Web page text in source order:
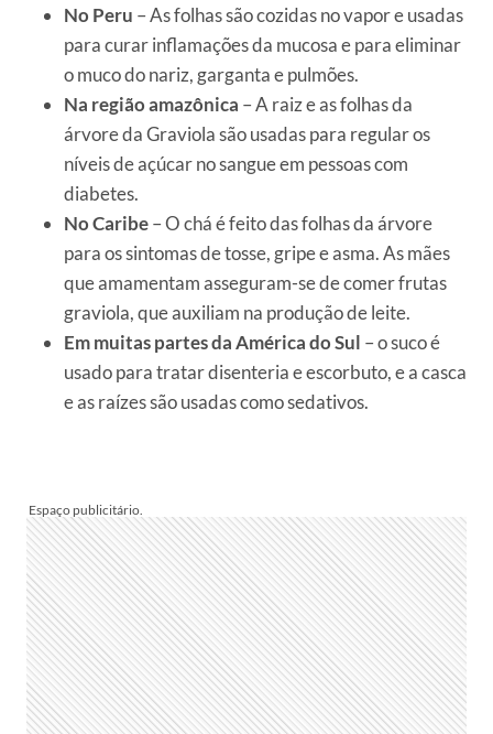
No Peru – As folhas são cozidas no vapor e usadas
para curar inflamações da mucosa e para eliminar
o muco do nariz, garganta e pulmões.
Na região amazônica – A raiz e as folhas da
árvore da Graviola são usadas para regular os
níveis de açúcar no sangue em pessoas com
diabetes.
No Caribe– O chá é feito das folhas da árvore
para os sintomas de tosse, gripe e asma. As mães
que amamentam asseguram-se de comer frutas
graviola, que auxiliam na produção de leite.
Em muitas partes da América do Sul – o suco é
usado para tratar disenteria e escorbuto, e a casca
e as raízes são usadas como sedativos.